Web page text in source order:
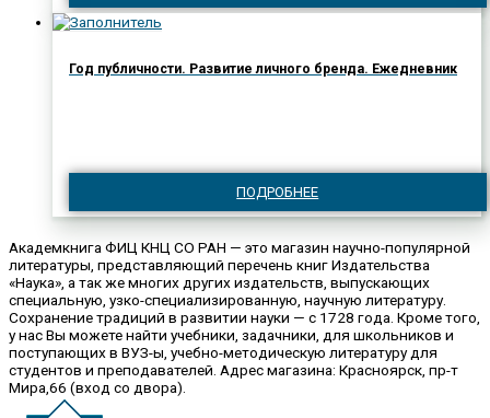
Год публичности. Развитие личного бренда. Ежедневник
ПОДРОБНЕЕ
Академкнига ФИЦ КНЦ СО РАН — это магазин научно-популярной
литературы, представляющий перечень книг Издательства
«Наука», а так же многих других издательств, выпускающих
специальную, узко-специализированную, научную литературу.
Сохранение традиций в развитии науки — с 1728 года. Кроме того,
у нас Вы можете найти учебники, задачники, для школьников и
поступающих в ВУЗ-ы, учебно-методическую литературу для
студентов и преподавателей. Адрес магазина: Красноярск, пр-т
Мира,66 (вход со двора).